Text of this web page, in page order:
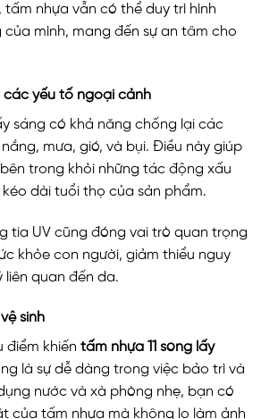
nhựa vẫn có thể duy trì hình
mình, mang đến sự an tâm cho
các yếu tố ngoại cảnh
sáng có khả năng chống lại các
mưa, gió, và bụi. Điều này giúp
trong khỏi những tác động xấu
dài tuổi thọ của sản phẩm.
tia UV cũng đóng vai trò quan trọng
khỏe con người, giảm thiểu nguy
quan đến da.
sinh
điểm khiến tấm nhựa 11 sóng lấy
là sự dễ dàng trong việc bảo trì và
nước và xà phòng nhẹ, bạn có
của tấm nhựa mà không lo làm ảnh